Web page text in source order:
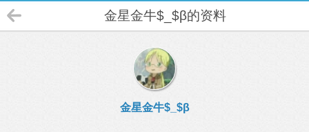
金星金牛$_$β的资料
金星金牛$_$β